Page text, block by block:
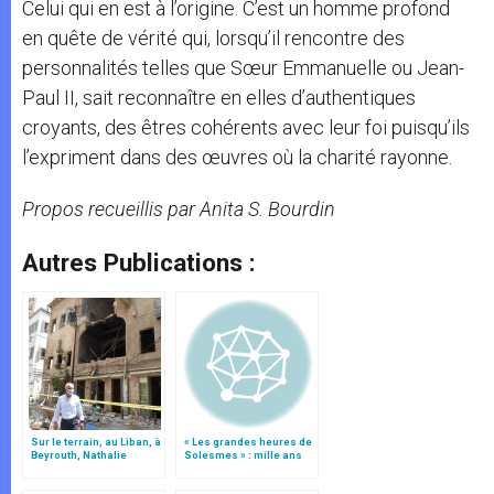
Celui qui en est à l’origine. C’est un homme profond
en quête de vérité qui, lorsqu’il rencontre des
personnalités telles que Sœur Emmanuelle ou Jean-
Paul II, sait reconnaître en elles d’authentiques
croyants, des êtres cohérents avec leur foi puisqu’ils
l’expriment dans des œuvres où la charité rayonne.
Propos recueillis par Anita S. Bourdin
Autres Publications :
Sur le terrain, au Liban, à
Beyrouth, Nathalie
« Les grandes heures de
Solesmes » : mille ans